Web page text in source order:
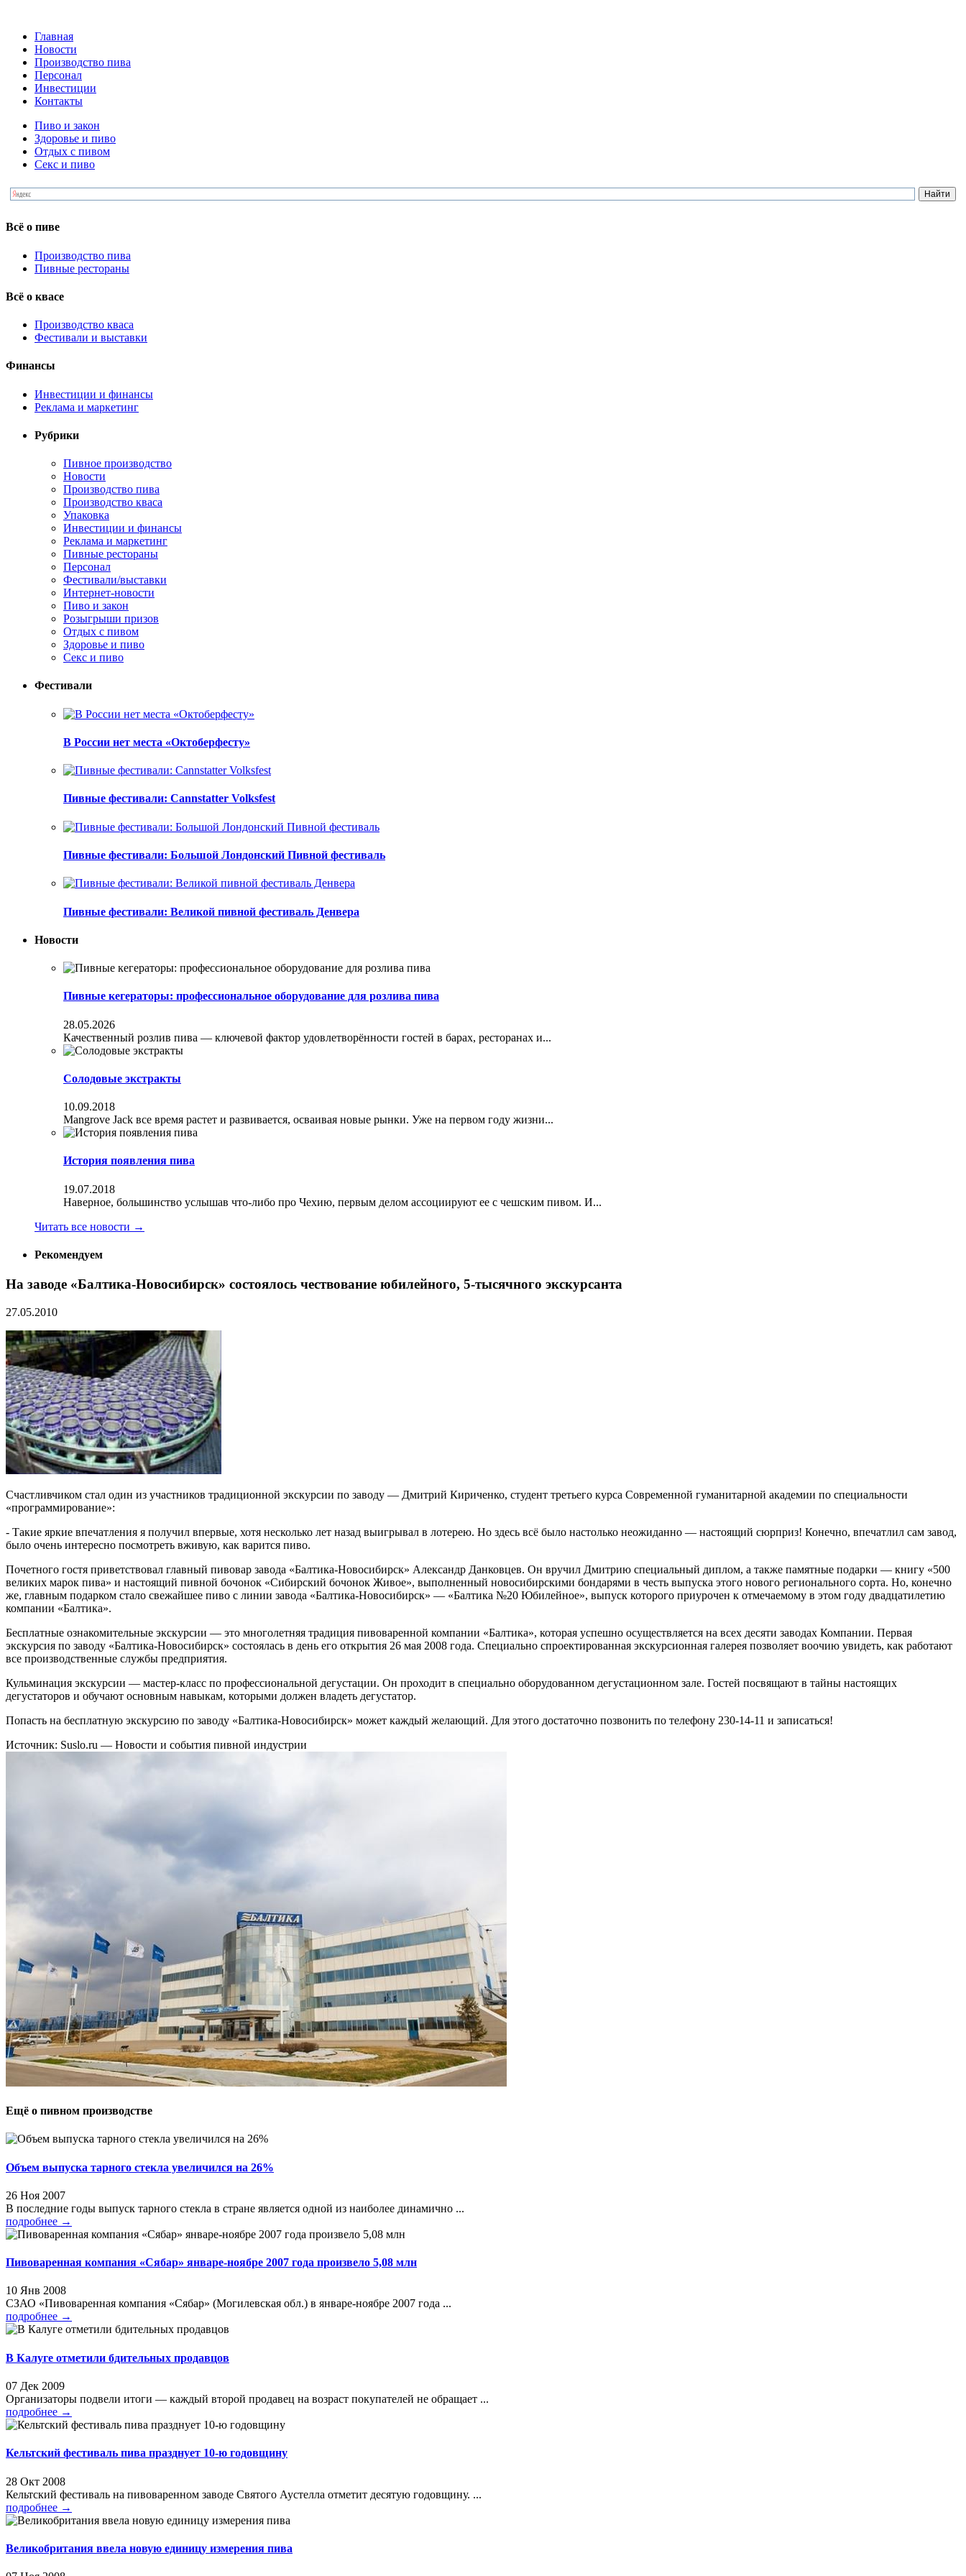
Главная
Новости
Производство пива
Персонал
Инвестиции
Контакты
Пиво и закон
Здоровье и пиво
Отдых с пивом
Секс и пиво
Всё о пиве
Производство пива
Пивные рестораны
Всё о квасе
Производство кваса
Фестивали и выставки
Финансы
Инвестиции и финансы
Реклама и маркетинг
Рубрики
Пивное производство
Новости
Производство пива
Производство кваса
Упаковка
Инвестиции и финансы
Реклама и маркетинг
Пивные рестораны
Персонал
Фестивали/выставки
Интернет-новости
Пиво и закон
Розыгрыши призов
Отдых с пивом
Здоровье и пиво
Секс и пиво
Фестивали
В России нет места «Октоберфесту»
Пивные фестивали: Cannstatter Volksfest
Пивные фестивали: Большой Лондонский Пивной фестиваль
Пивные фестивали: Великой пивной фестиваль Денвера
Новости
Пивные кегераторы: профессиональное оборудование для розлива пива
28.05.2026
Качественный розлив пива — ключевой фактор удовлетворённости гостей в барах, ресторанах и...
Солодовые экстракты
10.09.2018
Mangrove Jack все время растет и развивается, осваивая новые рынки. Уже на первом году жизни...
История появления пива
19.07.2018
Наверное, большинство услышав что-либо про Чехию, первым делом ассоциируют ее с чешским пивом. И...
Читать все новости →
Рекомендуем
На заводе «Балтика-Новосибирск» состоялось чествование юбилейного, 5-тысячного экскурсанта
27.05.2010
Счастливчиком стал один из участников традиционной экскурсии по заводу — Дмитрий Кириченко, студент третьего курса Современной гуманитарной академии по специальности
«программирование»:
- Такие яркие впечатления я получил впервые, хотя несколько лет назад выигрывал в лотерею. Но здесь всё было настолько неожиданно — настоящий сюрприз! Конечно, впечатлил сам завод,
было очень интересно посмотреть вживую, как варится пиво.
Почетного гостя приветствовал главный пивовар завода «Балтика-Новосибирск» Александр Данковцев. Он вручил Дмитрию специальный диплом, а также памятные подарки — книгу «500
великих марок пива» и настоящий пивной бочонок «Сибирский бочонок Живое», выполненный новосибирскими бондарями в честь выпуска этого нового регионального сорта. Но, конечно
же, главным подарком стало свежайшее пиво с линии завода «Балтика-Новосибирск» — «Балтика №20 Юбилейное», выпуск которого приурочен к отмечаемому в этом году двадцатилетию
компании «Балтика».
Бесплатные ознакомительные экскурсии — это многолетняя традиция пивоваренной компании «Балтика», которая успешно осуществляется на всех десяти заводах Компании. Первая
экскурсия по заводу «Балтика-Новосибирск» состоялась в день его открытия 26 мая 2008 года. Специально спроектированная экскурсионная галерея позволяет воочию увидеть, как работают
все производственные службы предприятия.
Кульминация экскурсии — мастер-класс по профессиональной дегустации. Он проходит в специально оборудованном дегустационном зале. Гостей посвящают в тайны настоящих
дегустаторов и обучают основным навыкам, которыми должен владеть дегустатор.
Попасть на бесплатную экскурсию по заводу «Балтика-Новосибирск» может каждый желающий. Для этого достаточно позвонить по телефону 230-14-11 и записаться!
Источник: Suslo.ru — Новости и события пивной индустрии
Ещё о пивном производстве
Объем выпуска тарного стекла увеличился на 26%
26 Ноя 2007
В последние годы выпуск тарного стекла в стране является одной из наиболее динамично ...
подробнее →
Пивоваренная компания «Сябар» январе-ноябре 2007 года произвело 5,08 млн
10 Янв 2008
СЗАО «Пивоваренная компания «Сябар» (Могилевская обл.) в январе-ноябре 2007 года ...
подробнее →
В Калуге отметили бдительных продавцов
07 Дек 2009
Организаторы подвели итоги — каждый второй продавец на возраст покупателей не обращает ...
подробнее →
Кельтский фестиваль пива празднует 10-ю годовщину
28 Окт 2008
Кельтский фестиваль на пивоваренном заводе Святого Аустелла отметит десятую годовщину. ...
подробнее →
Великобритания ввела новую единицу измерения пива